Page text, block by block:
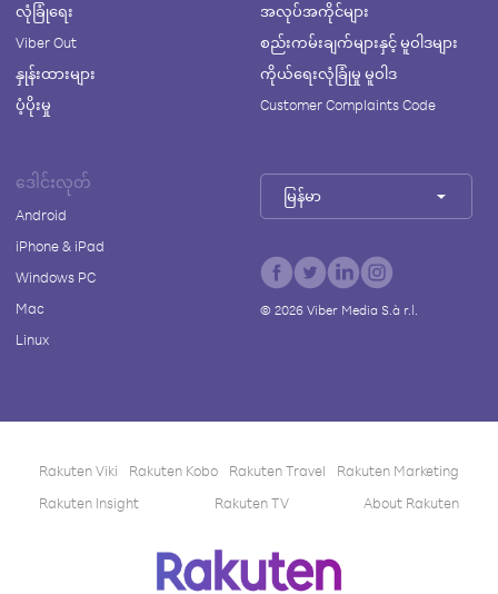
လုံခြုံရေး
Viber Out
နှုန်းထားများ
ပံ့ပိုးမှု
အလုပ်အကိုင်များ
စည်းကမ်းချက်များနှင့် မူဝါဒများ
ကိုယ်ရေးလုံခြုံမှု မူဝါဒ
Customer Complaints Code
ဒေါင်းလုတ်
Android
iPhone & iPad
Windows PC
Mac
Linux
မြန်မာ
© 2026Viber Media S.à r.l.
Rakuten Viki Rakuten Kobo Rakuten Travel
Rakuten Marketing
Rakuten Insight
Rakuten TV About Rakuten